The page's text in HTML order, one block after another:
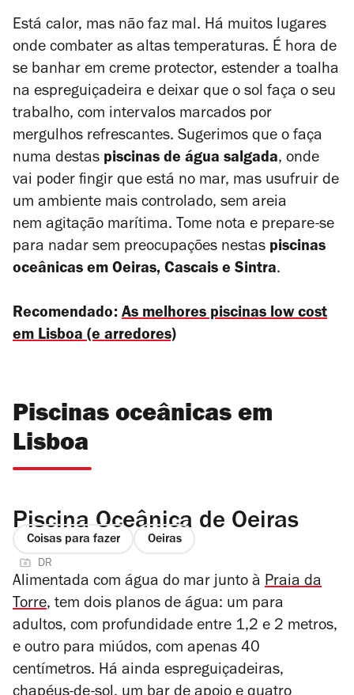
Está calor, mas não faz mal. Há muitos lugares
onde combater as altas temperaturas. É hora de
se banhar em creme protector, estender a toalha
na espreguiçadeira e deixar que o sol faça o seu
trabalho, com intervalos marcados por
mergulhos refrescantes. Sugerimos que o faça
numa destas piscinas de água salgada, onde
vai poder fingir que está no mar, mas usufruir de
um ambiente mais controlado, sem areia
nem agitação marítima. Tome nota e prepare-se
para nadar sem preocupações nestas piscinas
oceânicas em Oeiras, Cascais e Sintra.
Recomendado: As melhores piscinas low cost
em Lisboa (e arredores)
Piscinas oceânicas em
Lisboa
Piscina Oceânica de Oeiras
Coisas para fazer Oeiras
DR
Alimentada com água do mar junto à Praia da
Torre, tem dois planos de água: um para
adultos, com profundidade entre 1,2 e 2 metros,
e outro para miúdos, com apenas 40
centímetros. Há ainda espreguiçadeiras,